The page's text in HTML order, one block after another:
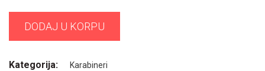
DODAJ U KORPU
Kategorija: Karabineri